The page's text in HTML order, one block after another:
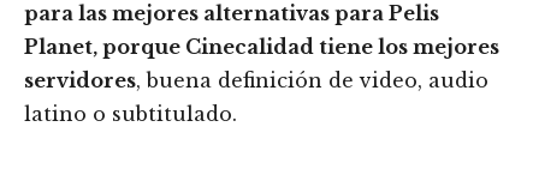
para las mejores alternativas para Pelis
Planet, porque Cinecalidad tiene los mejores
servidores, buena definición de video, audio
latino o subtitulado.